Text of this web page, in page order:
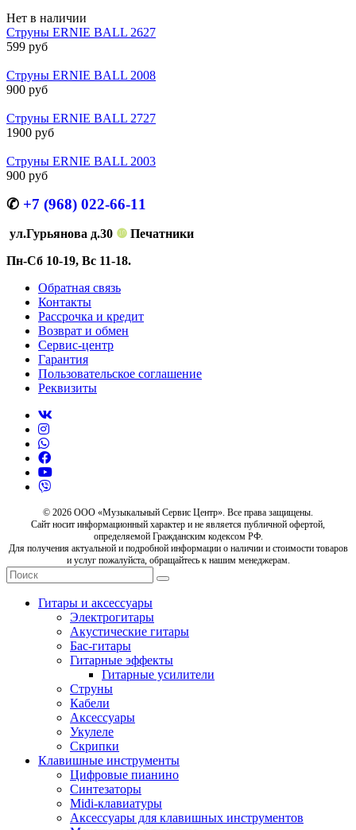
Нет в наличии
Струны ERNIE BALL 2627
599 руб
Струны ERNIE BALL 2008
900 руб
Струны ERNIE BALL 2727
1900 руб
Струны ERNIE BALL 2003
900 руб
✆ +7 (968) 022-66-11
ул.Гурьянова д.30 ❿ Печатники
Пн-Сб 10-19, Вс 11-18.
Обратная связь
Контакты
Рассрочка и кредит
Возврат и обмен
Сервис-центр
Гарантия
Пользовательское соглашение
Реквизиты
© 2026 ООО «Музыкальный Сервис Центр». Все права защищены.
Сайт носит информационный характер и не является публичной офертой,
определяемой Гражданским кодексом РФ.
Для получения актуальной и подробной информации о наличии и стоимости товаров
и услуг пожалуйста, обращайтесь к нашим менеджерам.
Гитары и аксессуары
Электрогитары
Акустические гитары
Бас-гитары
Гитарные эффекты
Гитарные усилители
Струны
Кабели
Аксессуары
Укулеле
Скрипки
Клавишные инструменты
Цифровые пианино
Синтезаторы
Midi-клавиатуры
Аксессуары для клавишных инструментов